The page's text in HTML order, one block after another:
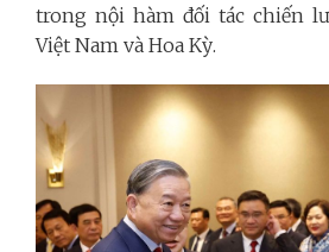
trong nội hàm đối tác chiến
Việt Nam và Hoa Kỳ.